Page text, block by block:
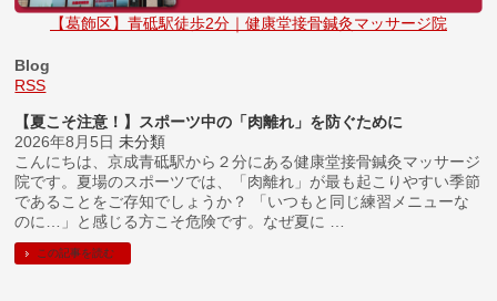
【葛飾区】青砥駅徒歩2分｜健康堂接骨鍼灸マッサージ院
Blog
RSS
【夏こそ注意！】スポーツ中の「肉離れ」を防ぐために
2026年8月5日 未分類
こんにちは、京成青砥駅から２分にある健康堂接骨鍼灸マッサージ
院です。夏場のスポーツでは、「肉離れ」が最も起こりやすい季節
であることをご存知でしょうか？ 「いつもと同じ練習メニューな
のに…」と感じる方こそ危険です。なぜ夏に …
この記事を読む